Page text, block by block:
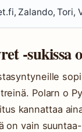
Zalando, Tori,
-sukissa
Polarn o
kannattaa
on vain